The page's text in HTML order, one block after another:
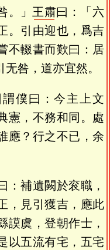
。」 王肅曰：「六
。引由迎也，爲吉
不輟書而歎曰：居
咎，道亦宜然。
僕曰：今主上文
憲，不務和同。處
應？行之不已，余
：補遺闕於衮職，
，見引獲吉，應此
謨虞，登朝作士，
以五流有宅，五宅